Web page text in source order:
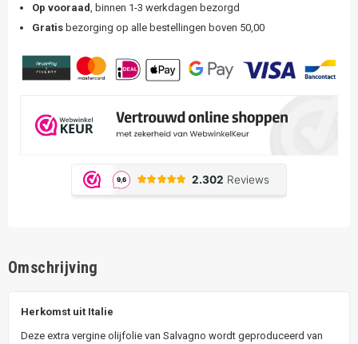
Op vooraad
, binnen 1-3 werkdagen bezorgd
Gratis bezorging op alle bestellingen boven 50,00
Omschrijving
Herkomst uit Italie
Deze extra vergine olijfolie van Salvagno wordt geproduceerd van